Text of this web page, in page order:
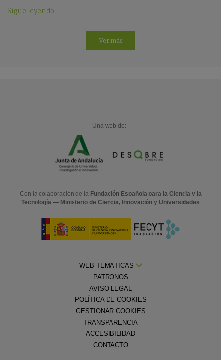
Sigue leyendo
Ver más
Una web de:
Con la colaboración de la Fundación Española para la Ciencia y la
Tecnología — Ministerio de Ciencia, Innovación y Universidades
WEB TEMÁTICAS
PATRONOS
AVISO LEGAL
POLÍTICA DE COOKIES
GESTIONAR COOKIES
TRANSPARENCIA
ACCESIBILIDAD
CONTACTO